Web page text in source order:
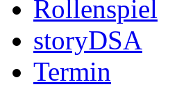
Rollenspiel
storyDSA
Termin